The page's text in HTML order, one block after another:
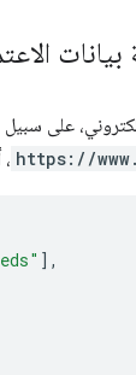
على سبيل
https://
],